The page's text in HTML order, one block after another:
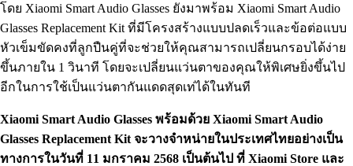
โดย Xiaomi Smart Audio Glasses ยังมาพร้อม Xiaomi Smart Audio
Glasses Replacement Kit ที่มีโครงสร้างแบบปลดเร็วและข้อต่อแบบ
หัวเข็มขัดคงที่ลูกปืนคู่ที่จะช่วยให้คุณสามารถเปลี่ยนกรอบได้ง่าย
ขึ้นภายใน 1 วินาที โดยจะเปลี่ยนแว่นตาของคุณให้พิเศษยิ่งขึ้นไป
อีกในการใช้เป็นแว่นตากันแดดสุดเท่ได้ในทันที
Xiaomi Smart Audio Glasses พร้อมด้วย Xiaomi Smart Audio
Glasses Replacement Kit จะวางจำหน่ายในประเทศไทยอย่างเป็น
ทางการในวันที่ 11 มกราคม 2568 เป็นต้นไป ที่ Xiaomi Store และ